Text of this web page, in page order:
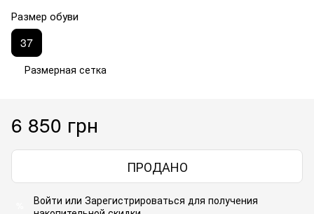
Размер обуви
37
Размерная сетка
6 850 грн
ПРОДАНО
Войти или Зарегистрироваться для получения